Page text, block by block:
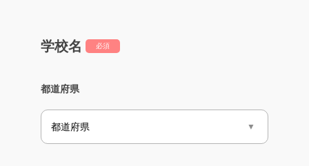
学校名 必須
都道府県